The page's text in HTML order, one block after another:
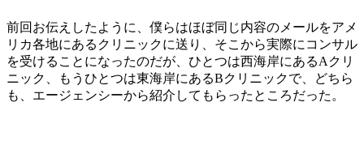
前回お伝えしたように、僕らはほぼ同じ内容のメールをアメ
リカ各地にあるクリニックに送り、そこから実際にコンサル
を受けることになったのだが、ひとつは西海岸にあるAクリ
ニック、もうひとつは東海岸にあるBクリニックで、どちら
も、エージェンシーから紹介してもらったところだった。